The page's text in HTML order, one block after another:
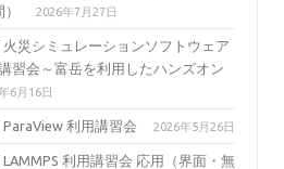
2026年7月27日
火災シミュレーションソフトウェア
習会～富岳を利用したハンズオン
6月16日
ParaView 利用講習会 2026年5月26日
LAMMPS 利用講習会 応用（界面・無